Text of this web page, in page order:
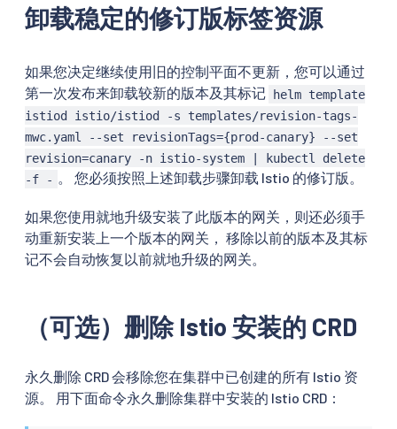
卸载稳定的修订版标签资源
如果您决定继续使用旧的控制平面不更新，您可以通过
第一次发布来卸载较新的版本及其标记 helm template
istiod istio/istiod -s templates/revision-tags-
mwc.yaml --set revisionTags={prod-canary} --set
revision=canary -n istio-system | kubectl delete
-f - 。 您必须按照上述卸载步骤卸载 Istio 的修订版。
如果您使用就地升级安装了此版本的网关，则还必须手
动重新安装上一个版本的网关， 移除以前的版本及其标
记不会自动恢复以前就地升级的网关。
（可选）删除 Istio 安装的 CRD
永久删除 CRD 会移除您在集群中已创建的所有 Istio 资
源。 用下面命令永久删除集群中安装的 Istio CRD：